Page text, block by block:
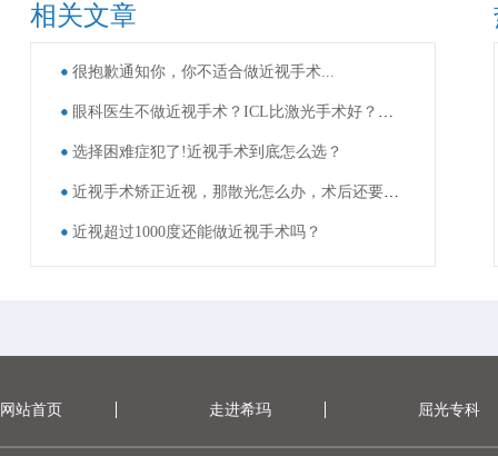
相关文章
很抱歉通知你，你不适合做近视手术...
眼科医生不做近视手术？ICL比激光手术好？这些近视手术谣言，别再信了！
选择困难症犯了!近视手术到底怎么选？
近视手术矫正近视，那散光怎么办，术后还要戴眼镜吗？
近视超过1000度还能做近视手术吗？
网站首页 走进希玛 屈光专科